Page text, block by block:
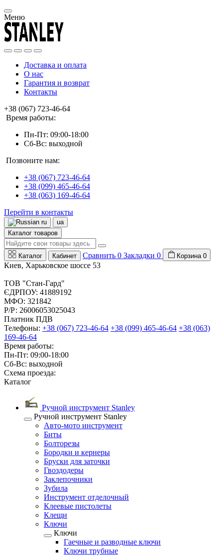
Меню
Доставка и оплата
О нас
Гарантия и возврат
Контакты
+38 (067) 723-46-64
Время работы:
Пн-Пт: 09:00-18:00
Сб-Вс: выходной
Позвоните нам:
+38 (067) 723-46-64
+38 (099) 465-46-64
+38 (063) 169-46-64
Перейти в контакты
ru
ua
Каталог товаров
Каталог Кабинет Сравнить 0 Закладки 0 Корзина 0
Киев, Харьковское шоссе 53
ТОВ "Стан-Гард"
ЄДРПОУ: 41889192
МФО: 321842
Р/Р: 26006053025043
Платник ПДВ
Телефоны: +38 (067) 723-46-64 +38 (099) 465-46-64 +38 (063)
169-46-64
Время работы:
Пн-Пт: 09:00-18:00
Сб-Вс: выходной
Схема проезда:
Каталог
Ручной инструмент Stanley
Ручной инструмент Stanley
Авто-мото инструмент
Биты
Болторезы
Бородки и кернеры
Бруски для заточки
Гвоздодеры
Заклепочники
Зубила
Инструмент отделочный
Клеевые пистолеты
Клещи
Ключи
Ключи
Гаечные и разводные ключи
Ключи трубные